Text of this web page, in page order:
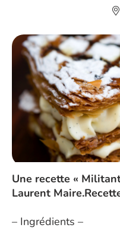
Une recette «
Laurent
– Ingrédients –